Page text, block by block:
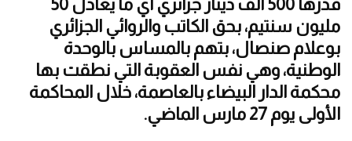
قدرها 500 ألف دينار جزائري أي ما يعادل 50
مليون سنتيم، بحق الكاتب والروائي الجزائري
بوعلام صنصال، بتهم بالمساس بالوحدة
الوطنية، وهي نفس العقوبة التي نطقت بها
محكمة الدار البيضاء بالعاصمة، خلال المحاكمة
الأولى يوم 27 مارس الماضي.